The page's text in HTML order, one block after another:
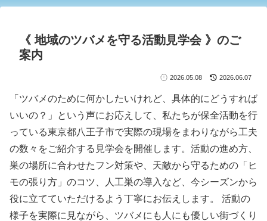
《 地域のツバメを守る活動見学会 》のご
案内
2026.05.08 2026.06.07
「ツバメのために何かしたいけれど、具体的にどうすれば
いいの？」という声にお応えして、私たちが保全活動を行
っている東京都八王子市で実際の現場をまわりながら工夫
の数々をご紹介する見学会を開催します。活動の進め方、
巣の場所に合わせたフン対策や、天敵から守るための「ヒ
モの張り方」のコツ、人工巣の導入など、今シーズンから
役に立てていただけるよう丁寧にお伝えします。 活動の
様子を実際に見ながら、ツバメにも人にも優しい街づくり